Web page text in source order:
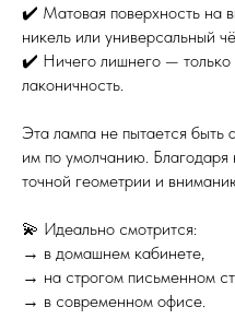
✔️ Матовая поверхность на
никель или универсальный
✔️ Ничего лишнего — только
лаконичность.
Эта лампа не пытается быть
им по умолчанию. Благодаря
точной геометрии и
💫 Идеально смотрится:
→ в домашнем кабинете,
→ на строгом письменном
→ в современном офисе.